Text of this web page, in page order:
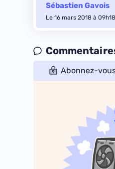
Sébastien Gavois
Le 16 mars 2018 à 09h18
Abonnez-